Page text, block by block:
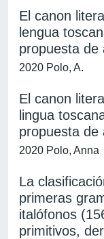
El canon
lengua
propuesta de
2020 Polo, A.
El canon
lingua
propuesta de
2020 Polo, Anna
La
primeras
italófonos
primitivos,